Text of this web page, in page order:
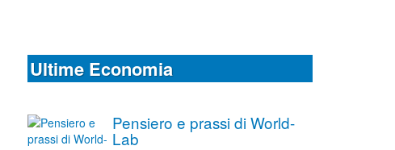
Ultime Economia
Pensiero e prassi di World-
Lab